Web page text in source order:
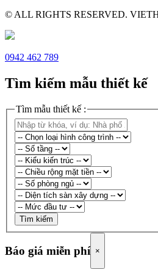
© ALL RIGHTS RESERVED.
0942 462 789
Tìm kiếm mẫu thiết kế
Tìm mẫu thiết kế :
Tìm kiếm
Báo giá miễn phí ×